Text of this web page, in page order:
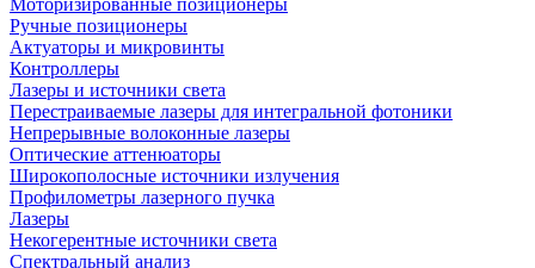
Моторизированные позиционеры
Ручные позиционеры
Актуаторы и микровинты
Контроллеры
Лазеры и источники света
Перестраиваемые лазеры для интегральной фотоники
Непрерывные волоконные лазеры
Оптические аттенюаторы
Широкополосные источники излучения
Профилометры лазерного пучка
Лазеры
Некогерентные источники света
Спектральный анализ